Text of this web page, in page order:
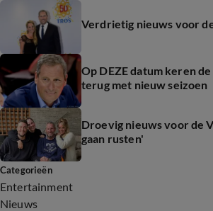
Verdrietig nieuws voor
Op DEZE datum keren
terug met nieuw seizoen
Droevig nieuws voor de
gaan rusten'
Categorieën
Entertainment
Nieuws